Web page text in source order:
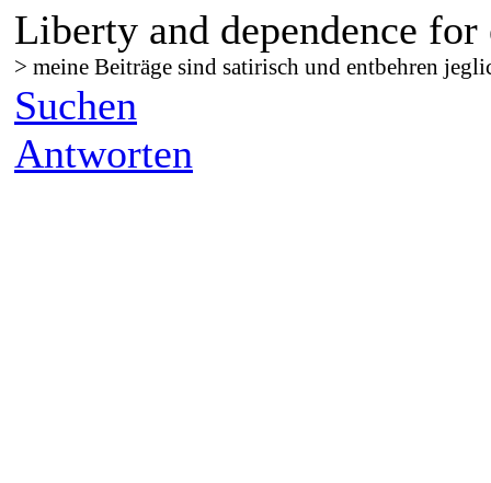
Liberty and dependence for
> meine Beiträge sind satirisch und entbehren
Suchen
Antworten